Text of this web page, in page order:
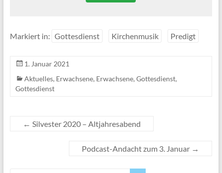
Markiert in: Gottesdienst Kirchenmusik Predigt
1. Januar 2021
Aktuelles, Erwachsene, Erwachsene, Gottesdienst,
Gottesdienst
← Silvester 2020 – Altjahresabend
Podcast-Andacht zum 3. Januar →